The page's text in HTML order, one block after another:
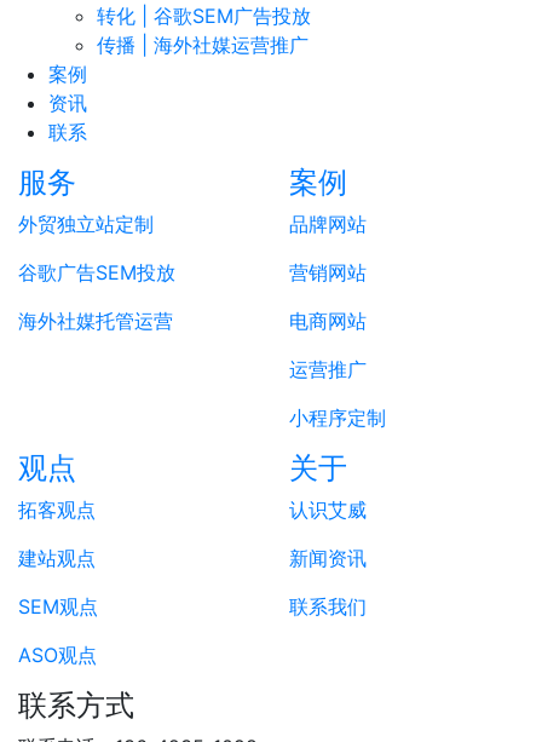
转化 | 谷歌SEM广告投放
传播 | 海外社媒运营推广
案例
资讯
联系
服务
外贸独立站定制
谷歌广告SEM投放
海外社媒托管运营
案例
品牌网站
营销网站
电商网站
运营推广
小程序定制
观点
拓客观点
建站观点
SEM观点
ASO观点
关于
认识艾威
新闻资讯
联系我们
联系方式